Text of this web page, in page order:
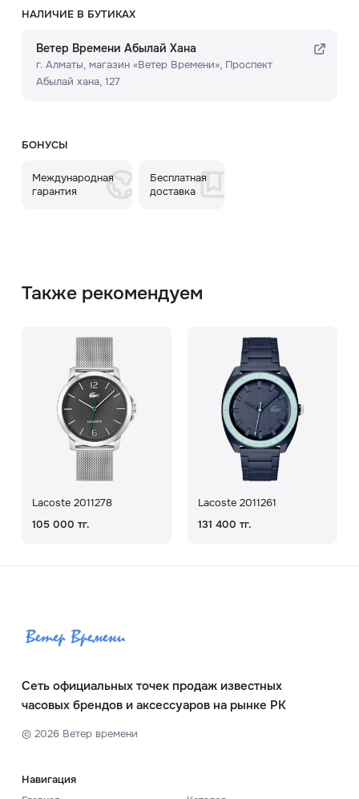
НАЛИЧИЕ В БУТИКАХ
Ветер Времени Абылай Хана
г. Алматы, ​магазин «Ветер Времени»​, Проспект
Абылай хана, 127
БОНУСЫ
Международная
гарантия
Бесплатная
доставка
Также рекомендуем
Lacoste 2011278
105 000 тг.
Lacoste 2011261
131 400 тг.
Сеть официальных точек продаж известных
часовых брендов и аксессуаров на рынке РК
© 2026Ветер времени
Навигация